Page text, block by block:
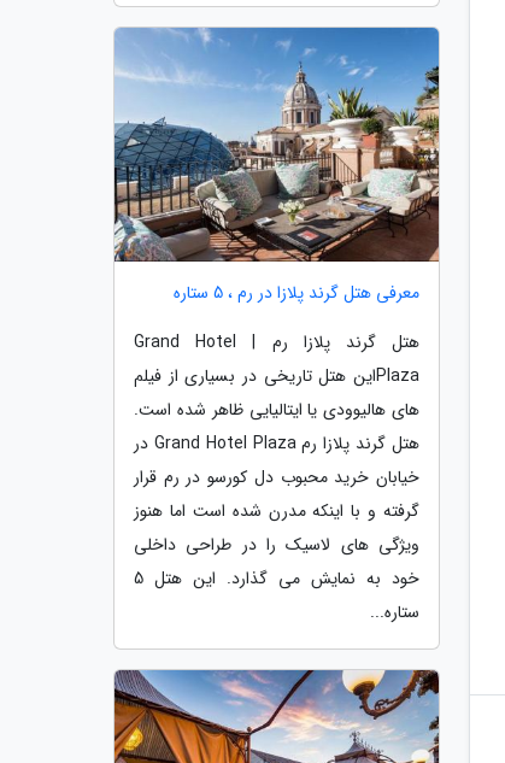
معرفی هتل گرند پلازا در رم ، 5 ستاره
هتل گرند پلازا رم | Grand Hotel
Plazaاین هتل تاریخی در بسیاری از فیلم
های هالیوودی یا ایتالیایی ظاهر شده است.
هتل گرند پلازا رم Grand Hotel Plaza در
خیابان خرید محبوب دل کورسو در رم قرار
گرفته و با اینکه مدرن شده است اما هنوز
ویژگی های لاسیک را در طراحی داخلی
خود به نمایش می گذارد. این هتل 5
ستاره...